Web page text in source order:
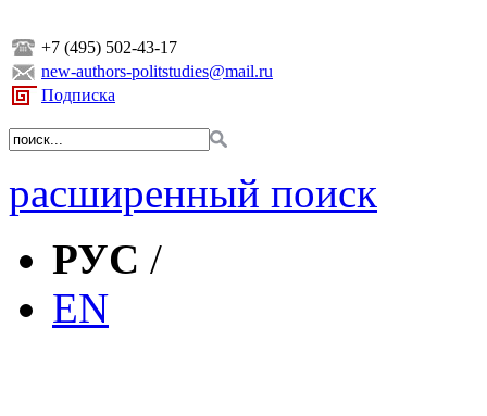
+7 (495) 502-43-17
new-authors-politstudies@mail.ru
Подписка
расширенный поиск
РУС /
EN